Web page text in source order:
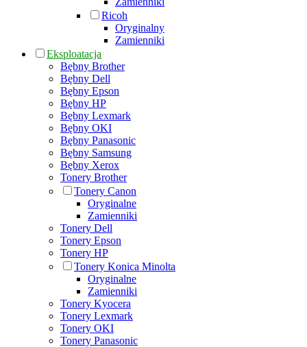
Ricoh
Oryginalny
Zamienniki
Eksploatacja
Bębny Brother
Bębny Dell
Bębny Epson
Bębny HP
Bębny Lexmark
Bębny OKI
Bębny Panasonic
Bębny Samsung
Bębny Xerox
Tonery Brother
Tonery Canon
Oryginalne
Zamienniki
Tonery Dell
Tonery Epson
Tonery HP
Tonery Konica Minolta
Oryginalne
Zamienniki
Tonery Kyocera
Tonery Lexmark
Tonery OKI
Tonery Panasonic